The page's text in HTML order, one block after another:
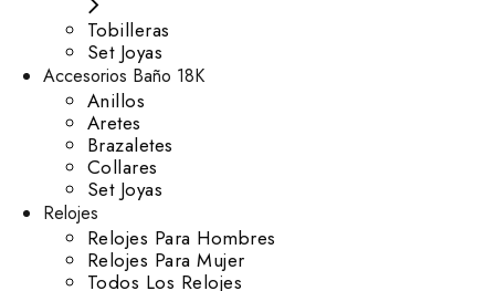
Tobilleras
Set Joyas
Accesorios Baño 18K
Anillos
Aretes
Brazaletes
Collares
Set Joyas
Relojes
Relojes Para Hombres
Relojes Para Mujer
Todos Los Relojes